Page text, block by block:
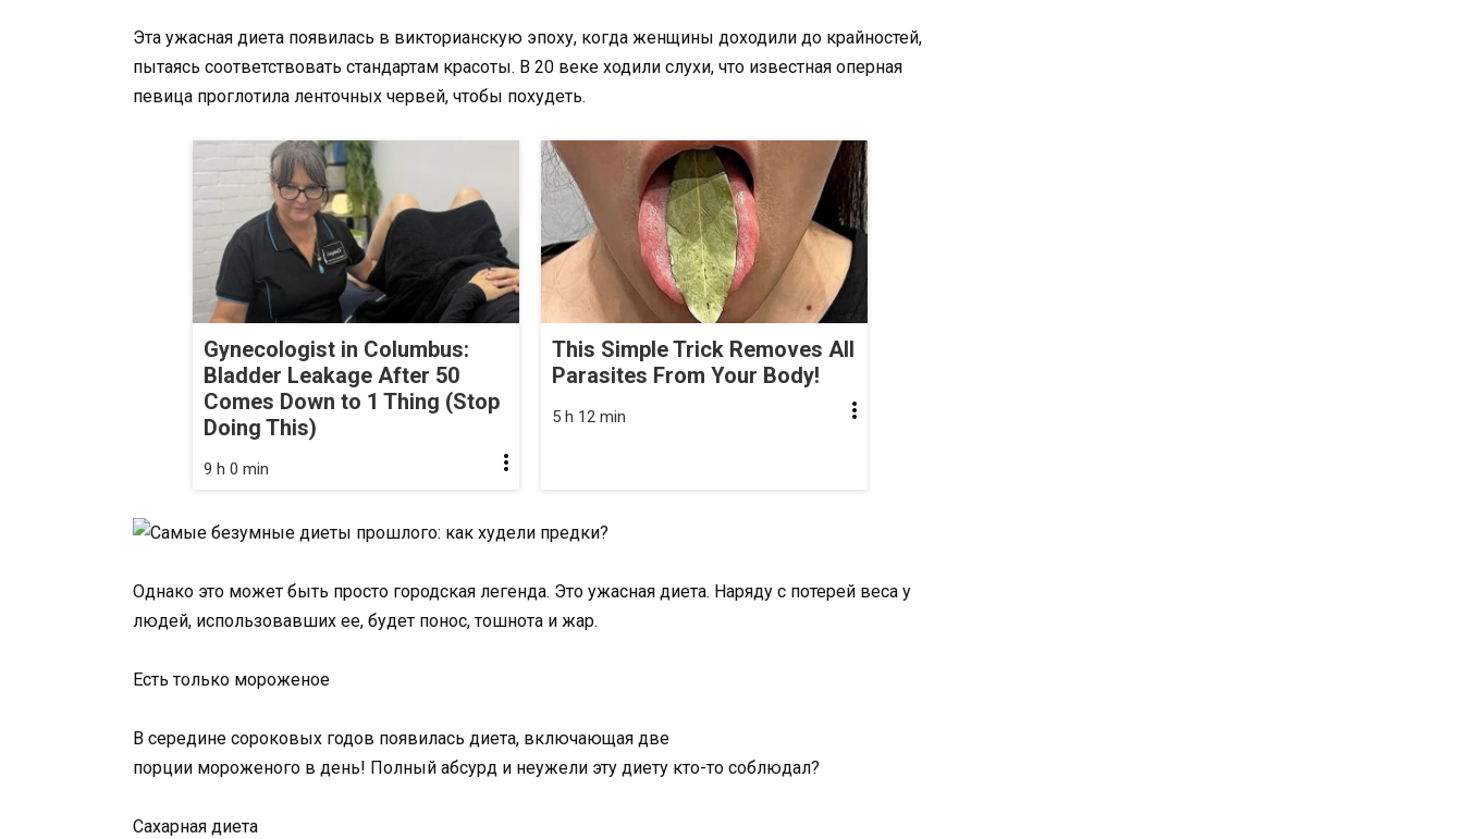
Эта ужасная диета появилась в викторианскую эпоху, когда женщины доходили до крайностей,
пытаясь соответствовать стандартам красоты. В 20 веке ходили слухи, что известная оперная
певица проглотила ленточных червей, чтобы похудеть.
Gynecologist in Columbus:
Bladder Leakage After 50
Comes Down to 1 Thing (Stop
Doing This)
9 h 0 min
This Simple Trick Removes All
Parasites From Your Body!
5 h 12 min
Однако это может быть просто городская легенда. Это ужасная диета. Наряду с потерей веса у
людей, использовавших ее, будет понос, тошнота и жар.
Есть только мороженое
В середине сороковых годов появилась диета, включающая две
порции мороженого в день! Полный абсурд и неужели эту диету кто-то соблюдал?
Сахарная диета